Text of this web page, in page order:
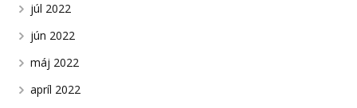
júl 2022
jún 2022
máj 2022
apríl 2022